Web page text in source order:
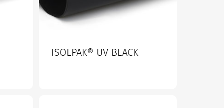
ISOLPAK® UV BLACK